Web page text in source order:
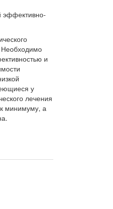
эффективно­
Необходимо
и
у
лечения
мини­муму, а